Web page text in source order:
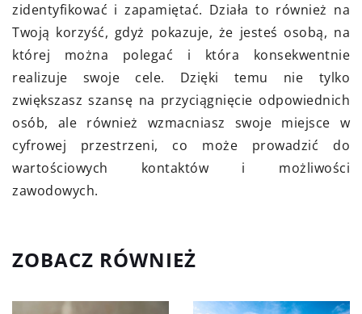
zidentyfikować i zapamiętać. Działa to również na
Twoją korzyść, gdyż pokazuje, że jesteś osobą, na
której można polegać i która konsekwentnie
realizuje swoje cele. Dzięki temu nie tylko
zwiększasz szansę na przyciągnięcie odpowiednich
osób, ale również wzmacniasz swoje miejsce w
cyfrowej przestrzeni, co może prowadzić do
wartościowych kontaktów i możliwości
zawodowych.
ZOBACZ RÓWNIEŻ